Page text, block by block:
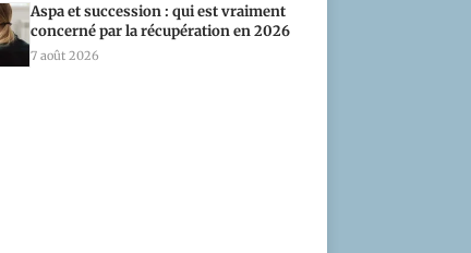
Aspa et succession : qui est vraiment
concerné par la récupération en 2026
7 août 2026